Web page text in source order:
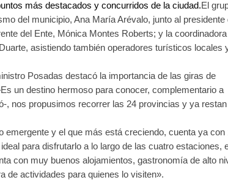
más destacados y concurridos de la ciudad.El
del municipio, Ana María Arévalo, junto al presidente
del Ente, Mónica Montes Roberts; y la coordinadora
asistiendo también operadores turísticos locales
Posadas destacó la importancia de las giras de
un destino hermoso para conocer, complementario a
, nos propusimos recorrer las 24 provincias y ya restan
emergente y el que más está creciendo, cuenta ya con
para disfrutarlo a lo largo de las cuatro estaciones,
con muy buenos alojamientos, gastronomía de alto
de actividades para quienes lo visiten».